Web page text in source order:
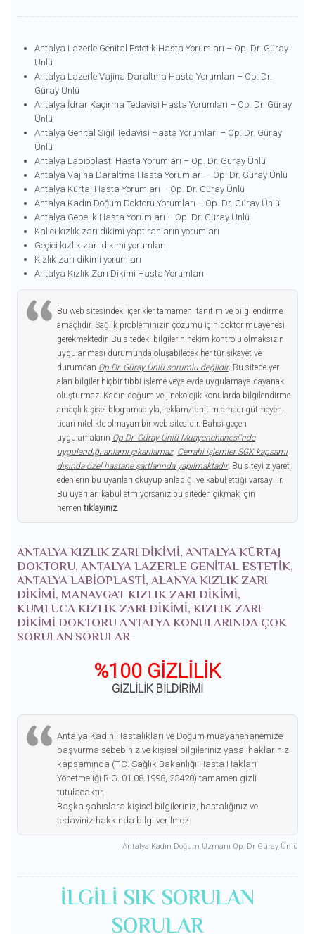
Antalya Lazerle Genital Estetik Hasta Yorumları – Op. Dr. Güray
Ünlü
Antalya Lazerle Vajina Daraltma Hasta Yorumları – Op. Dr.
Güray Ünlü
Antalya İdrar Kaçırma Tedavisi Hasta Yorumları – Op. Dr. Güray
Ünlü
Antalya Genital Siğil Tedavisi Hasta Yorumları – Op. Dr. Güray
Ünlü
Antalya Labioplasti Hasta Yorumları – Op. Dr. Güray Ünlü
Antalya Vajina Daraltma Hasta Yorumları – Op. Dr. Güray Ünlü
Antalya Kürtaj Hasta Yorumları – Op. Dr. Güray Ünlü
Antalya Kadın Doğum Doktoru Yorumları – Op. Dr. Güray Ünlü
Antalya Gebelik Hasta Yorumları – Op. Dr. Güray Ünlü
Kalıcı kızlık zarı dikimi yaptıranların yorumları
Geçici kızlık zarı dikimi yorumları
Kızlık zarı dikimi yorumları
Antalya Kızlık Zarı Dikimi Hasta Yorumları
Bu web sitesindeki içerikler tamamen tanıtım ve bilgilendirme
amaçlıdır. Sağlık probleminizin çözümü için doktor muayenesi
gerekmektedir. Bu sitedeki bilgilerin hekim kontrolü olmaksızın
uygulanması durumunda oluşabilecek her tür şikayet ve
durumdan Op.Dr. Güray Ünlü sorumlu değildir. Bu sitede yer
alan bilgiler hiçbir tıbbi işleme veya evde uygulamaya dayanak
oluşturmaz. Kadın doğum ve jinekolojik konularda bilgilendirme
amaçlı kişisel blog amacıyla, reklam/tanıtım amacı gütmeyen,
ticari nitelikte olmayan bir web sitesidir. Bahsi geçen
uygulamaların Op.Dr. Güray Ünlü Muayenehanesi`nde
uygulandığı anlamı çıkarılamaz. Cerrahi işlemler SGK kapsamı
dışında özel hastane şartlarında yapılmaktadır. Bu siteyi ziyaret
edenlerin bu uyarıları okuyup anladığı ve kabul ettiği varsayılır.
Bu uyarıları kabul etmiyorsanız bu siteden çıkmak için
hemen tıklayınız.
ANTALYA KIZLIK ZARI DIKIMI, ANTALYA KÜRTAJ
DOKTORU, ANTALYA LAZERLE GENITAL ESTETIK,
ANTALYA LABIOPLASTI, ALANYA KIZLIK ZARI
DIKIMI, MANAVGAT KIZLIK ZARI DIKIMI,
KUMLUCA KIZLIK ZARI DIKIMI, KIZLIK ZARI
DIKIMI DOKTORU ANTALYA KONULARINDA ÇOK
SORULAN SORULAR
%100 GİZLİLİK
GİZLİLİK BİLDİRİMİ
Antalya Kadın Hastalıkları ve Doğum muayanehanemize
başvurma sebebiniz ve kişisel bilgileriniz yasal haklarınız
kapsamında (T.C. Sağlık Bakanlığı Hasta Hakları
Yönetmeliği R.G. 01.08.1998, 23420) tamamen gizli
tutulacaktır.
Başka şahıslara kişisel bilgileriniz, hastalığınız ve
tedaviniz hakkında bilgi verilmez.
Antalya Kadın Doğum Uzmanı Op. Dr Güray Ünlü
ILGILI SIK SORULAN
SORULAR